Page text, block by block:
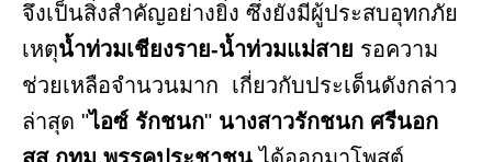
จึงเป็นสิ่งสำคัญอย่างยิ่ง ซึ่งยังมีผู้ประสบอุทกภัย
เหตุน้ำท่วมเชียงราย-น้ำท่วมแม่สาย รอความ
ช่วยเหลือจำนวนมาก เกี่ยวกับประเด็นดังกล่าว
ล่าสุด "ไอซ์ รักชนก" นางสาวรักชนก ศรีนอก